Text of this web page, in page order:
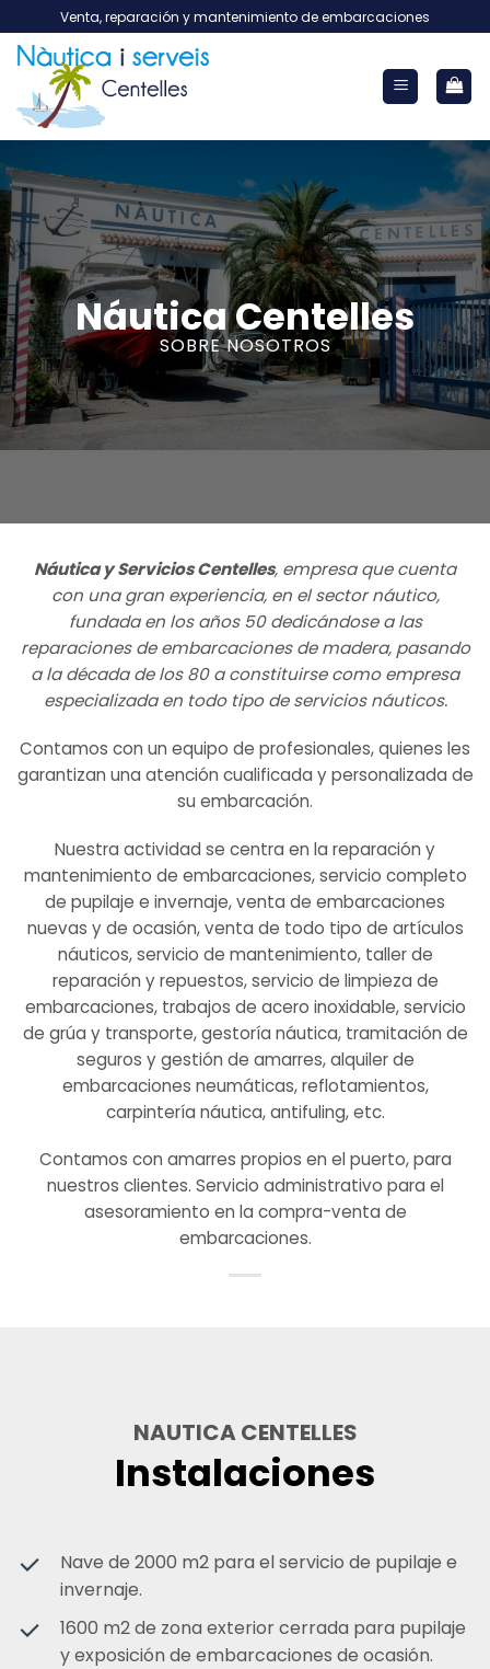
al
contenido
Venta, reparación y mantenimiento de embarcaciones
Náutica Centelles
SOBRE NOSOTROS
Náutica y Servicios Centelles, empresa que cuenta
con una gran experiencia, en el sector náutico,
fundada en los años 50 dedicándose a las
reparaciones de embarcaciones de madera, pasando
a la década de los 80 a constituirse como empresa
especializada en todo tipo de servicios náuticos.
Contamos con un equipo de profesionales, quienes les
garantizan una atención cualificada y personalizada de
su embarcación.
Nuestra actividad se centra en la reparación y
mantenimiento de embarcaciones, servicio completo
de pupilaje e invernaje, venta de embarcaciones
nuevas y de ocasión, venta de todo tipo de artículos
náuticos, servicio de mantenimiento, taller de
reparación y repuestos, servicio de limpieza de
embarcaciones, trabajos de acero inoxidable, servicio
de grúa y transporte, gestoría náutica, tramitación de
seguros y gestión de amarres, alquiler de
embarcaciones neumáticas, reflotamientos,
carpintería náutica, antifuling, etc.
Contamos con amarres propios en el puerto, para
nuestros clientes. Servicio administrativo para el
asesoramiento en la compra-venta de
embarcaciones.
NAUTICA CENTELLES
Instalaciones
Nave de 2000 m2 para el servicio de pupilaje e
invernaje.
1600 m2 de zona exterior cerrada para pupilaje
y exposición de embarcaciones de ocasión.